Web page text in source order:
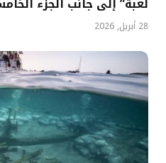
28 أبريل, 2026